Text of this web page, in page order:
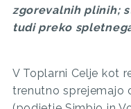
zgorevalnih plinih;
tudi preko
V Toplarni Celje kot
trenutno sprejemajo